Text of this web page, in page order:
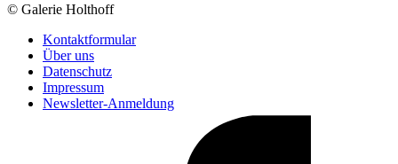
© Galerie Holthoff
Kontaktformular
Über uns
Datenschutz
Impressum
Newsletter-Anmeldung